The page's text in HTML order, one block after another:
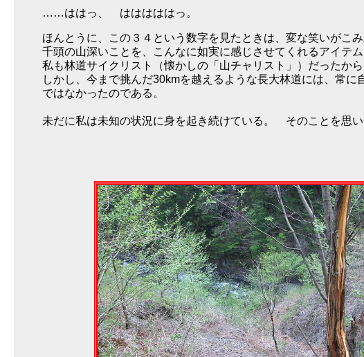
……ははっ、 はははははっ。
ほんとうに、この３４という数字を見たときは、変な笑いがこみ
千頭の山深いことを、こんなに如実に感じさせてくれるアイテム
私も林道サイクリスト（懐かしの「山チャリスト」）だったか
しかし、今まで挑んだ30kmを越えるような長大林道には、常
ではなかったのである。
未だに私は未知の状況に身を起き続けている。 そのことを思い